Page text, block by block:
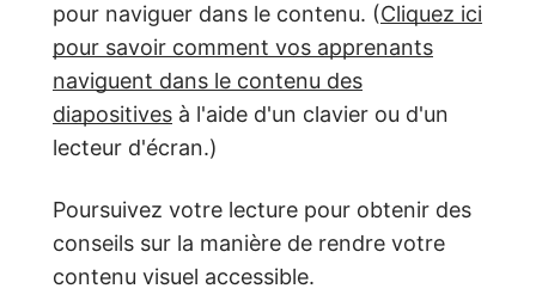
pour naviguer dans le contenu. (Cliquez ici
pour savoir comment vos apprenants
naviguent dans le contenu des
diapositives à l'aide d'un clavier ou d'un
lecteur d'écran.)
Poursuivez votre lecture pour obtenir des
conseils sur la manière de rendre votre
contenu visuel accessible.